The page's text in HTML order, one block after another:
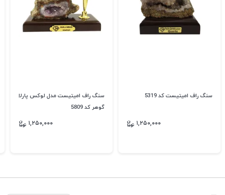
سنگ راف امیتیست کد 5319
۱,۲۵۰,۰۰۰
سنگ راف امیتیست مدل لوکس پارلا
گوهر کد 5809
۱,۲۵۰,۰۰۰